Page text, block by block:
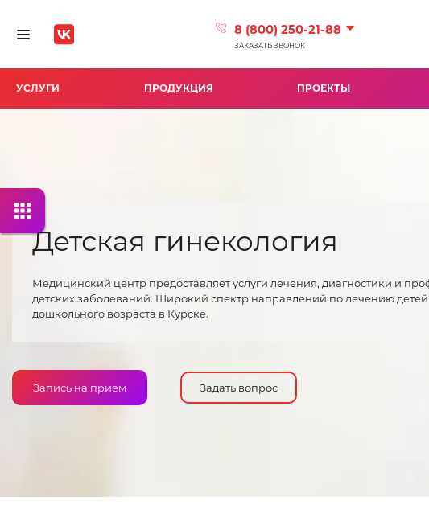
Toggle navigation 8 (800) 250-21-88
ЗАКАЗАТЬ ЗВОНОК
УСЛУГИ ПРОДУКЦИЯ ПРОЕКТЫ
Детская гинекология
Медицинский центр предоставляет услуги лечения, диагностики и
детских заболеваний. Широкий спектр направлений по лечению
дошкольного возраста в Курске.
Запись на прием Задать вопрос